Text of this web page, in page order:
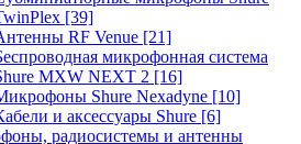
[39]
RF Venue [21]
микрофонная система
MXW NEXT 2 [16]
Shure Nexadyne [10]
и аксессуары Shure [6]
радиосистемы и антенны